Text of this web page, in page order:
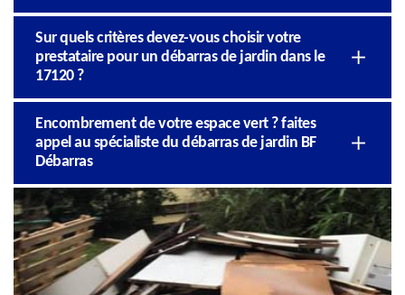
Sur quels critères devez-vous choisir votre
prestataire pour un débarras de jardin dans le
17120 ?
Encombrement de votre espace vert ? faites
appel au spécialiste du débarras de jardin BF
Débarras